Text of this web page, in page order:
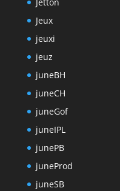
Jeux
jeuxi
jeuz
juneBH
juneCH
juneGof
juneIPL
junePB
juneProd
juneSB